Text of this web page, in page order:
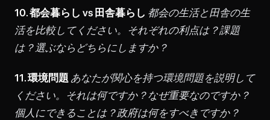
10. 都会暮らし vs 田舎暮らし 都会の生活と田舎の生
活を比較してください。それぞれの利点は？課題
は？選ぶならどちらにしますか？
11. 環境問題 あなたが関心を持つ環境問題を説明して
ください。それは何ですか？なぜ重要なのですか？
個人にできることは？政府は何をすべきですか？